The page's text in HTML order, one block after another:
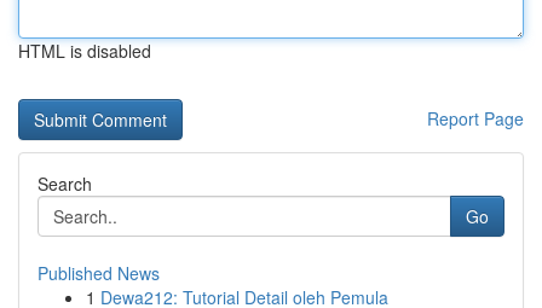
HTML is disabled
Report Page
Search
Go
Published News
1 Dewa212: Tutorial Detail oleh Pemula